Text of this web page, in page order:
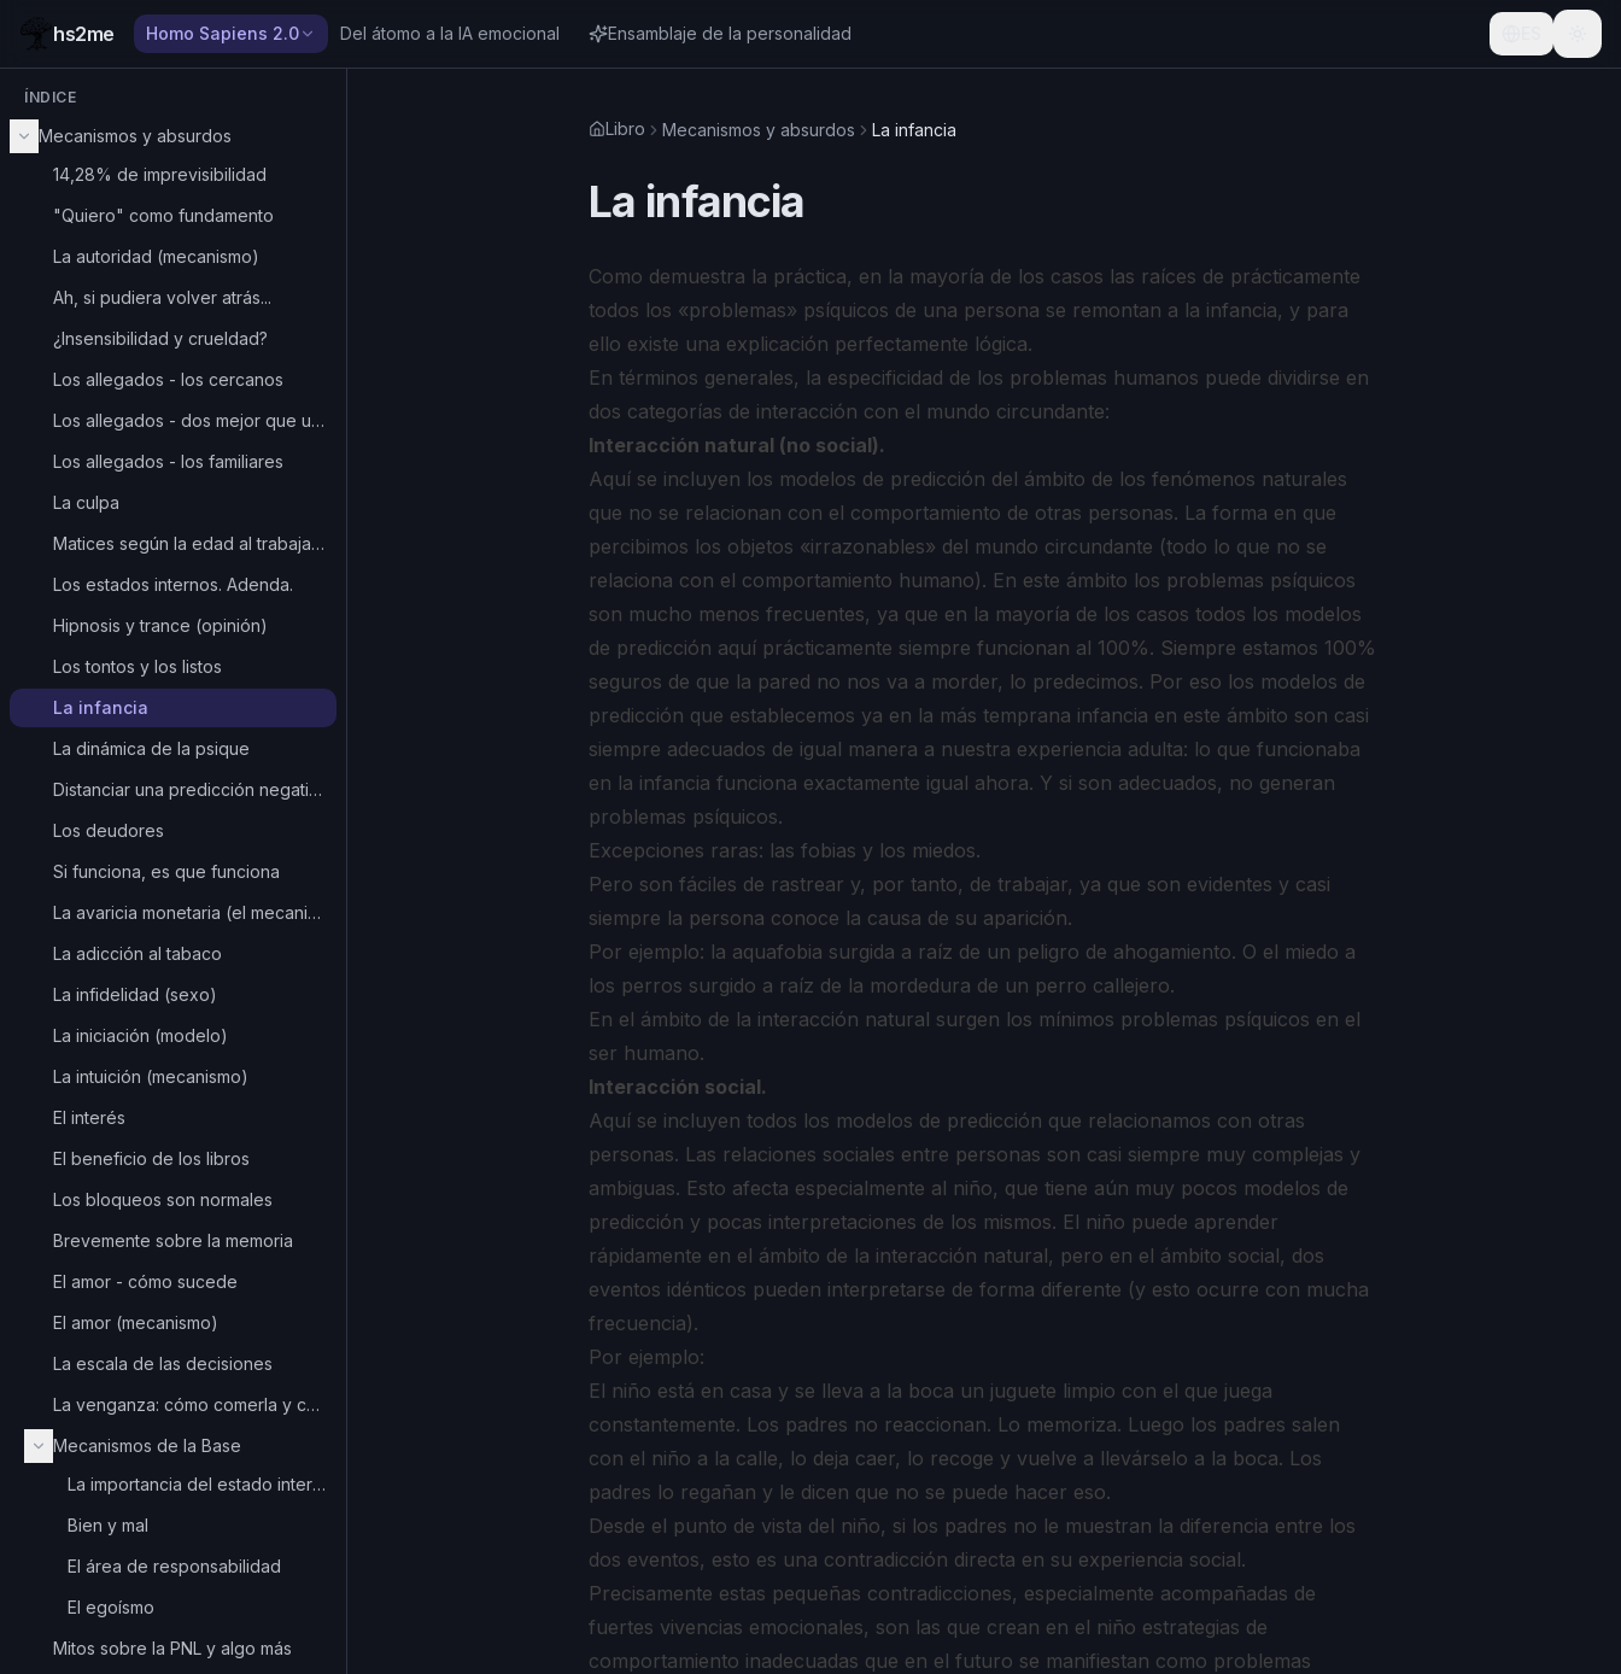
hs2me Homo Sapiens 2.0 Del átomo a la IA emocional Ensamblaje de la personalidad
ÍNDICE
Mecanismos y absurdos
14,28% de imprevisibilidad
"Quiero" como fundamento
La autoridad (mecanismo)
Ah, si pudiera volver atrás...
¿Insensibilidad y crueldad?
Los allegados - los cercanos
Los allegados - dos mejor que uno
Los allegados - los familiares
La culpa
Matices según la edad al trabajar sobre uno mismo
Los estados internos. Adenda.
Hipnosis y trance (opinión)
Los tontos y los listos
La infancia
La dinámica de la psique
Distanciar una predicción negativa
Los deudores
Si funciona, es que funciona
La avaricia monetaria (el mecanismo)
La adicción al tabaco
La infidelidad (sexo)
La iniciación (modelo)
La intuición (mecanismo)
El interés
El beneficio de los libros
Los bloqueos son normales
Brevemente sobre la memoria
El amor - cómo sucede
El amor (mecanismo)
La escala de las decisiones
La venganza: cómo comerla y con qué servirla
Mecanismos de la Base
La importancia del estado interior
Bien y mal
El área de responsabilidad
El egoísmo
Mitos sobre la PNL y algo más
Libro Mecanismos y absurdos La infancia
La infancia
Como demuestra la práctica, en la mayoría de los casos las raíces de prácticamente
todos los «problemas» psíquicos de una persona se remontan a la infancia, y para
ello existe una explicación perfectamente lógica.
En términos generales, la especificidad de los problemas humanos puede dividirse en
dos categorías de interacción con el mundo circundante:
Interacción natural (no social).
Aquí se incluyen los modelos de predicción del ámbito de los fenómenos naturales
que no se relacionan con el comportamiento de otras personas. La forma en que
percibimos los objetos «irrazonables» del mundo circundante (todo lo que no se
relaciona con el comportamiento humano). En este ámbito los problemas psíquicos
son mucho menos frecuentes, ya que en la mayoría de los casos todos los modelos
de predicción aquí prácticamente siempre funcionan al 100%. Siempre estamos 100%
seguros de que la pared no nos va a morder, lo predecimos. Por eso los modelos de
predicción que establecemos ya en la más temprana infancia en este ámbito son casi
siempre adecuados de igual manera a nuestra experiencia adulta: lo que funcionaba
en la infancia funciona exactamente igual ahora. Y si son adecuados, no generan
problemas psíquicos.
Excepciones raras: las fobias y los miedos.
Pero son fáciles de rastrear y, por tanto, de trabajar, ya que son evidentes y casi
siempre la persona conoce la causa de su aparición.
Por ejemplo: la aquafobia surgida a raíz de un peligro de ahogamiento. O el miedo a
los perros surgido a raíz de la mordedura de un perro callejero.
En el ámbito de la interacción natural surgen los mínimos problemas psíquicos en el
ser humano.
Interacción social.
Aquí se incluyen todos los modelos de predicción que relacionamos con otras
personas. Las relaciones sociales entre personas son casi siempre muy complejas y
ambiguas. Esto afecta especialmente al niño, que tiene aún muy pocos modelos de
predicción y pocas interpretaciones de los mismos. El niño puede aprender
rápidamente en el ámbito de la interacción natural, pero en el ámbito social, dos
eventos idénticos pueden interpretarse de forma diferente (y esto ocurre con mucha
frecuencia).
Por ejemplo:
El niño está en casa y se lleva a la boca un juguete limpio con el que juega
constantemente. Los padres no reaccionan. Lo memoriza. Luego los padres salen
con el niño a la calle, lo deja caer, lo recoge y vuelve a llevárselo a la boca. Los
padres lo regañan y le dicen que no se puede hacer eso.
Desde el punto de vista del niño, si los padres no le muestran la diferencia entre los
dos eventos, esto es una contradicción directa en su experiencia social.
Precisamente estas pequeñas contradicciones, especialmente acompañadas de
fuertes vivencias emocionales, son las que crean en el niño estrategias de
comportamiento inadecuadas que en el futuro se manifiestan como problemas